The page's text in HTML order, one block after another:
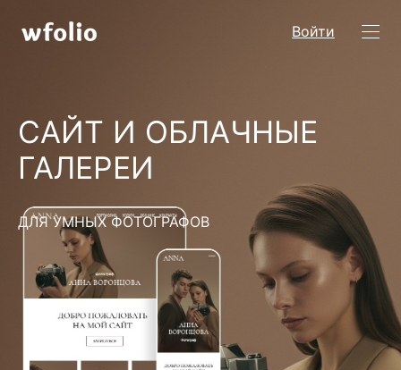
Войти
САЙТ И ОБЛАЧНЫЕ
ГАЛЕРЕИ
ДЛЯ УМНЫХ ФОТОГРАФОВ